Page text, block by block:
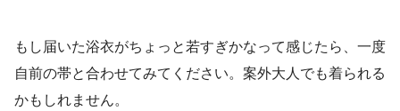
もし届いた浴衣がちょっと若すぎかなって感じたら、一度
自前の帯と合わせてみてください。案外大人でも着られる
かもしれません。